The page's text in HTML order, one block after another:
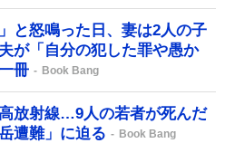
と怒鳴った日、妻は2人の子
が「自分の犯した罪や愚か
冊
Book Bang
放射線…9人の若者が死んだ
遭難」に迫る
Book Bang